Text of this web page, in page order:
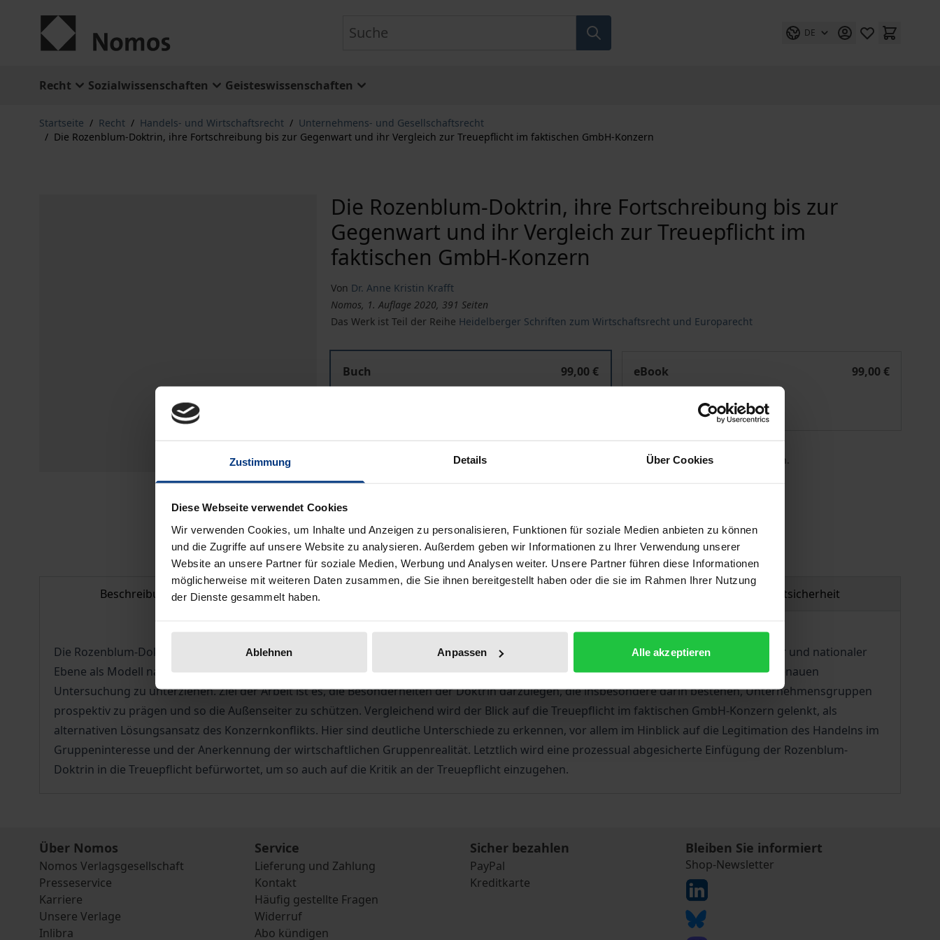
Zustimmung Details Über Cookies
Diese Webseite verwendet Cookies
Wir verwenden Cookies, um Inhalte und Anzeigen zu personalisieren, Funktionen für soziale Medien anbieten zu können
und die Zugriffe auf unsere Website zu analysieren. Außerdem geben wir Informationen zu Ihrer Verwendung unserer
Website an unsere Partner für soziale Medien, Werbung und Analysen weiter. Unsere Partner führen diese Informationen
möglicherweise mit weiteren Daten zusammen, die Sie ihnen bereitgestellt haben oder die sie im Rahmen Ihrer Nutzung
der Dienste gesammelt haben.
Ablehnen Anpassen Alle akzeptieren
DE
Recht Sozialwissenschaften Geisteswissenschaften
Startseite / Recht / Handels- und Wirtschaftsrecht / Unternehmens- und Gesellschaftsrecht
/ Die Rozenblum-Doktrin, ihre Fortschreibung bis zur Gegenwart und ihr Vergleich zur Treuepflicht im faktischen GmbH-Konzern
Die Rozenblum-Doktrin, ihre Fortschreibung bis zur
Gegenwart und ihr Vergleich zur Treuepflicht im
faktischen GmbH-Konzern
Von Dr. Anne Kristin Krafft
Nomos, 1. Auflage 2020, 391 Seiten
Das Werk ist Teil der Reihe Heidelberger Schriften zum Wirtschaftsrecht und Europarecht
Buch
99,00 €
eBook
99,00 €
Preisangaben inkl. MwSt. Abhängig von der Lieferadresse kann die MwSt. an der Kasse variieren.
Hinweise zu Versandkosten
Beschreibung Bibliografische Angaben Produktsicherheit
Die Rozenblum-Doktrin – sie stellt nicht etwa ein antiquiertes Rechtsinstitut aus dem letzten Jahrhundert dar, sondern ist auf europäischer und nationaler
Ebene als Modell nach wie vor von großer Bedeutung. Dies regte dazu an, sie in ihrer ursprünglichen Form und ihrer Entwicklung einer genauen
Untersuchung zu unterziehen. Ziel der Arbeit ist es, die Besonderheiten der Doktrin darzulegen, die insbesondere darin bestehen, Unternehmensgruppen
prospektiv zu prägen und so die Außenseiter zu schützen. Vergleichend wird der Blick auf die Treuepflicht im faktischen GmbH-Konzern gelenkt, als
alternativen Lösungsansatz des Konzernkonflikts. Hier sind deutliche Unterschiede zu erkennen, vor allem im Hinblick auf die Legitimation des Handelns im
Gruppeninteresse und der Anerkennung der wirtschaftlichen Gruppenrealität. Letztlich wird eine prozessual abgesicherte Einfügung der Rozenblum-
Doktrin in die Treuepflicht befürwortet, um so auch auf die Kritik an der Treuepflicht einzugehen.
Über Nomos
Nomos Verlagsgesellschaft
Presseservice
Karriere
Unsere Verlage
Inlibra
Service
Lieferung und Zahlung
Kontakt
Häufig gestellte Fragen
Widerruf
Abo kündigen
Sicher bezahlen
PayPal
Kreditkarte
Bleiben Sie informiert
Shop-Newsletter